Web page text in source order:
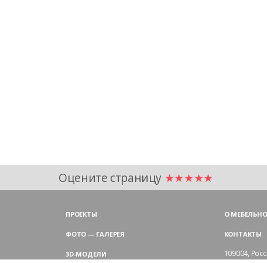
Оцените страницу ★★★★★
ПРОЕКТЫ
ФОТО — ГАЛЕРЕЯ
3D-МОДЕЛИ
О
КОНТАКТЫ
109004,